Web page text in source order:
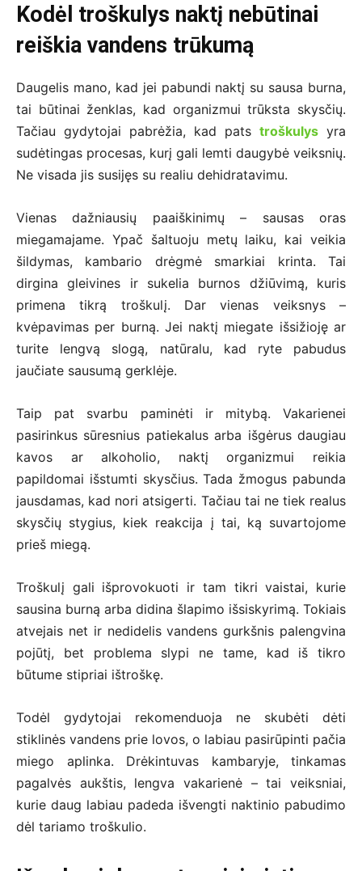
Kodėl troškulys naktį nebūtinai
reiškia vandens trūkumą
Daugelis mano, kad jei pabundi naktį su sausa burna,
tai būtinai ženklas, kad organizmui trūksta skysčių.
Tačiau gydytojai pabrėžia, kad pats troškulys yra
sudėtingas procesas, kurį gali lemti daugybė veiksnių.
Ne visada jis susijęs su realiu dehidratavimu.
Vienas dažniausių paaiškinimų – sausas oras
miegamajame. Ypač šaltuoju metų laiku, kai veikia
šildymas, kambario drėgmė smarkiai krinta. Tai
dirgina gleivines ir sukelia burnos džiūvimą, kuris
primena tikrą troškulį. Dar vienas veiksnys –
kvėpavimas per burną. Jei naktį miegate išsižioję ar
turite lengvą slogą, natūralu, kad ryte pabudus
jaučiate sausumą gerklėje.
Taip pat svarbu paminėti ir mitybą. Vakarienei
pasirinkus sūresnius patiekalus arba išgėrus daugiau
kavos ar alkoholio, naktį organizmui reikia
papildomai išstumti skysčius. Tada žmogus pabunda
jausdamas, kad nori atsigerti. Tačiau tai ne tiek realus
skysčių stygius, kiek reakcija į tai, ką suvartojome
prieš miegą.
Troškulį gali išprovokuoti ir tam tikri vaistai, kurie
sausina burną arba didina šlapimo išsiskyrimą. Tokiais
atvejais net ir nedidelis vandens gurkšnis palengvina
pojūtį, bet problema slypi ne tame, kad iš tikro
būtume stipriai ištroškę.
Todėl gydytojai rekomenduoja ne skubėti dėti
stiklinės vandens prie lovos, o labiau pasirūpinti pačia
miego aplinka. Drėkintuvas kambaryje, tinkamas
pagalvės aukštis, lengva vakarienė – tai veiksniai,
kurie daug labiau padeda išvengti naktinio pabudimo
dėl tariamo troškulio.